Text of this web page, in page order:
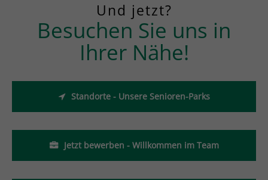
Und jetzt?
Besuchen Sie uns in
Ihrer Nähe!
Standorte - Unsere Senioren-Parks
Jetzt bewerben - Willkommen im Team